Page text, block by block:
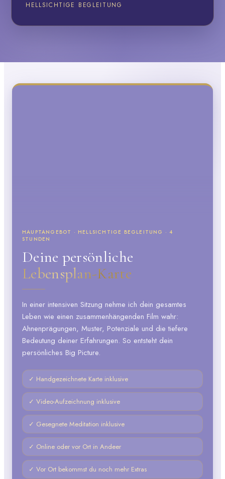
HELLSICHTIGE BEGLEITUNG
HAUPTANGEBOT · HELLSICHTIGE BEGLEITUNG · 4
STUNDEN
Deine persönliche
Lebensplan-Karte
In einer intensiven Sitzung nehme ich dein gesamtes
Leben wie einen zusammenhängenden Film wahr:
Ahnenprägungen, Muster, Potenziale und die tiefere
Bedeutung deiner Erfahrungen. So entsteht dein
persönliches Big Picture.
✓ Handgezeichnete Karte inklusive
✓ Video-Aufzeichnung inklusive
✓ Gesegnete Meditation inklusive
✓ Online oder vor Ort in Andeer
✓ Vor Ort bekommst du noch mehr Extras